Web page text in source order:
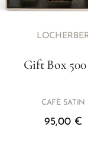
Gift Box
CAFÈ SATIN
95,00 €